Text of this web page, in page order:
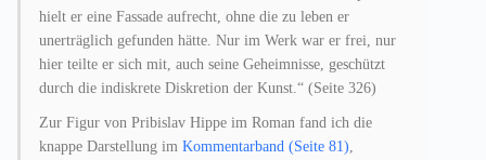
hielt er eine Fassade aufrecht, ohne die zu leben er
unerträglich gefunden hätte. Nur im Werk war er frei, nur
hier teilte er sich mit, auch seine Geheimnisse, geschützt
durch die indiskrete Diskretion der Kunst.“ (Seite 326)
Zur Figur von Pribislav Hippe im Roman fand ich die
knappe Darstellung im Kommentarband (Seite 81)